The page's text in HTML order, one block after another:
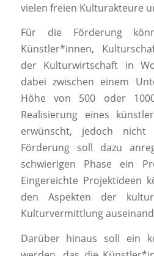
vielen freien Kulturakteure
Für die Förderung
Künstler*innen,
der Kulturwirtschaft in
dabei zwischen einem
Höhe von 500 oder
Realisierung eines
erwünscht, jedoch nicht
Förderung soll dazu
schwierigen Phase ein
Eingereichte Projektideen
den Aspekten der
Kulturvermittlung
Darüber hinaus soll ein